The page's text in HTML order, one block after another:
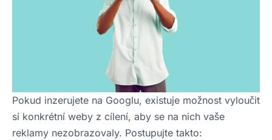
Pokud inzerujete na Googlu, existuje možnost vyloučit
si konkrétní weby z cílení, aby se na nich vaše
reklamy nezobrazovaly. Postupujte takto: